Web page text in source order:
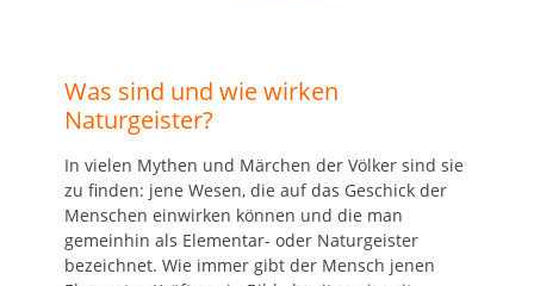
Was sind und wie wirken
Naturgeister?
In vielen Mythen und Märchen der Völker sind sie
zu finden: jene Wesen, die auf das Geschick der
Menschen einwirken können und die man
gemeinhin als Elementar- oder Naturgeister
bezeichnet. Wie immer gibt der Mensch jenen